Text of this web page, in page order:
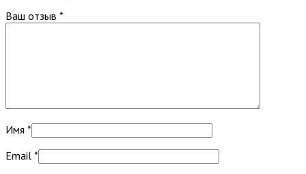
Ваш отзыв *
Имя *
Email *